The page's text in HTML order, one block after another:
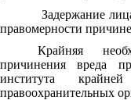
Задержание
правомерности
Крайняя
причинения вреда
института
правоохранительных